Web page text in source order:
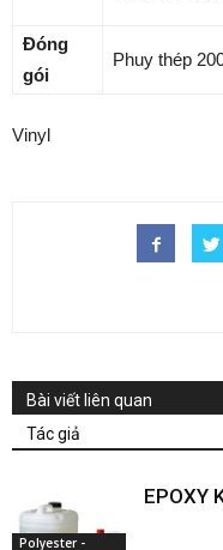
Đóng
gói
Phuy thép
Vinyl
Bài viết liên quan
Tác giả
Polyester -
EPOXY